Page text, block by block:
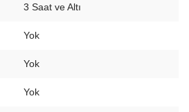
3 Saat ve Altı
Yok
Yok
Yok